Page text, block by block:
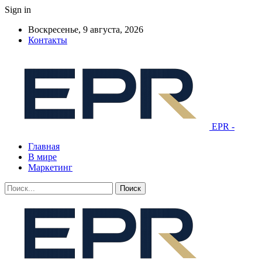
Sign in
Воскресенье, 9 августа, 2026
Контакты
EPR -
Главная
В мире
Маркетинг